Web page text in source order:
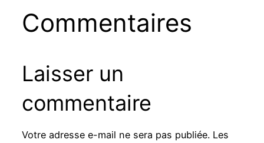
Commentaires
Laisser un
commentaire
Votre adresse e-mail ne sera pas publiée. Les